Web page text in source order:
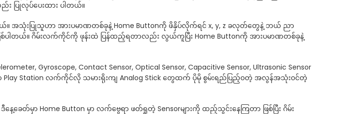
ပြုလုပ်ပေးထား ပါတယ်။
ပါတယ်။ အသုံးပြုသူဟာ အားပမာဏတစ်ခုနဲ့ Home Buttonကို ဖိနှိပ်လိုက်ရင် x, y, z ခလုတ်တွေနဲ့ ဘယ် ညာ
ပါတယ်။ ဂိမ်းလက်ကိုင်ကို ဖုန်းထဲ ပြန်ထည့်ရတာလည်း လွယ်ကူပြီး Home Buttonကို အားပမာဏတစ်ခုနဲ့
Gyroscope, Contact Sensor, Optical Sensor, Capacitive Sensor, Ultrasonic Sensor
ာ Play Station လက်ကိုင်လို သမားရိုးကျ Analog Stick တွေထက် ပိုမို စွမ်းရည်ပြည့်၀တဲ့ အလွန်အသုံး၀င်တဲ့
ခေတ်မှာ Home Button မှာ လက်ဗွေရာ ဖတ်ရှုတဲ့ Sensorများကို ထည့်သွင်းနေကြတာ ဖြစ်ပြီး ဂိမ်း